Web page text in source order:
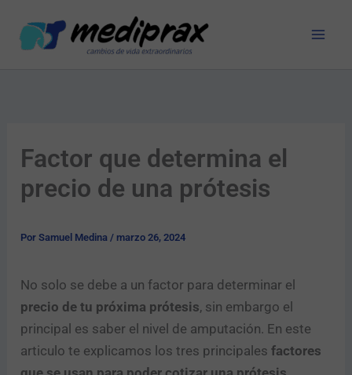
contenido
Factor que determina el
precio de una prótesis
PorSamuel Medina / marzo 26, 2024
No solo se debe a un factor para determinar el
precio de tu próxima prótesis, sin embargo el
principal es saber el nivel de amputación. En este
articulo te explicamos los tres principalesfactores